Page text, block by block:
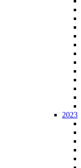
2023